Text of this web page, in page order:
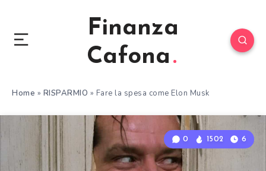
Finanza
Cafona
Home » RISPARMIO » Fare la spesa come Elon Musk
0 1502 6